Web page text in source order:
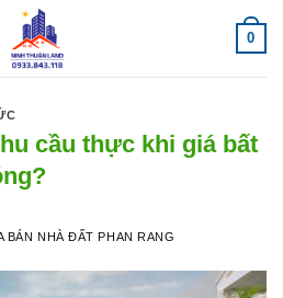
0
cầu thực khi giá bất
BÁN NHÀ ĐẤT PHAN RANG